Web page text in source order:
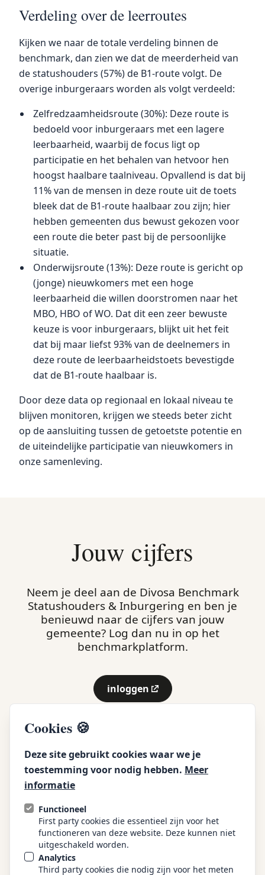
Cookies 🍪
Deze site gebruikt cookies waar we je
toestemming voor nodig hebben. Meer
informatie
Functioneel
First party cookies die essentieel zijn voor het
functioneren van deze website. Deze kunnen niet
uitgeschakeld worden.
Analytics
Third party cookies die nodig zijn voor het meten
Verdeling over de leerroutes
Kijken we naar de totale verdeling binnen de
benchmark, dan zien we dat de meerderheid van
de statushouders (57%) de B1-route volgt. De
overige inburgeraars worden als volgt verdeeld:
Zelfredzaamheidsroute (30%): Deze route is
bedoeld voor inburgeraars met een lagere
leerbaarheid, waarbij de focus ligt op
participatie en het behalen van hetvoor hen
hoogst haalbare taalniveau. Opvallend is dat bij
11% van de mensen in deze route uit de toets
bleek dat de B1-route haalbaar zou zijn; hier
hebben gemeenten dus bewust gekozen voor
een route die beter past bij de persoonlijke
situatie.
Onderwijsroute (13%): Deze route is gericht op
(jonge) nieuwkomers met een hoge
leerbaarheid die willen doorstromen naar het
MBO, HBO of WO. Dat dit een zeer bewuste
keuze is voor inburgeraars, blijkt uit het feit
dat bij maar liefst 93% van de deelnemers in
deze route de leerbaarheidstoets bevestigde
dat de B1-route haalbaar is.
Door deze data op regionaal en lokaal niveau te
blijven monitoren, krijgen we steeds beter zicht
op de aansluiting tussen de getoetste potentie en
de uiteindelijke participatie van nieuwkomers in
onze samenleving.
Jouw cijfers
Neem je deel aan de Divosa Benchmark
Statushouders & Inburgering en ben je
benieuwd naar de cijfers van jouw
gemeente? Log dan nu in op het
benchmarkplatform.
inloggen
(externe link)
over de divosa benchmark
actueel
tarieven